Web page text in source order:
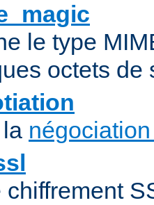
le type
octets de
chiffrement